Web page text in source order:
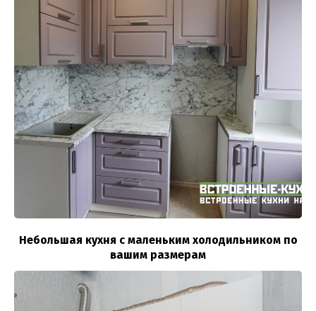
Небольшая кухня с маленьким холодильником по
вашим размерам